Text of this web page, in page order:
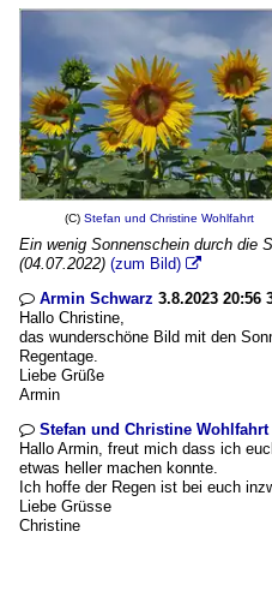
(C) Stefan und Christine Wohlfahrt
Ein wenig Sonnenschein durch die
(04.07.2022) (zum Bild) 
 Armin Schwarz 3.8.2023 20:56
Hallo Christine,
das wunderschöne Bild mit den
Regentage.
Liebe Grüße
Armin
 Stefan und Christine Wohlfahrt
Hallo Armin, freut mich dass ich
etwas heller machen konnte.
Ich hoffe der Regen ist bei euch
Liebe Grüsse
Christine